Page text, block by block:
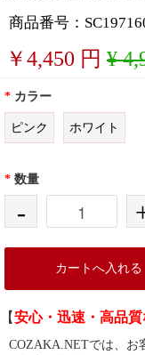
商品番号：
￥4,450 円 ¥
* カラー
ピンク ホワイト
* 数量
-
カートへ入れる
【安心・迅速・高品
COZAKA.NETでは、お